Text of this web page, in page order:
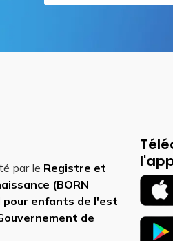
par le Registre et
(BORN
pour enfants de l'est
de